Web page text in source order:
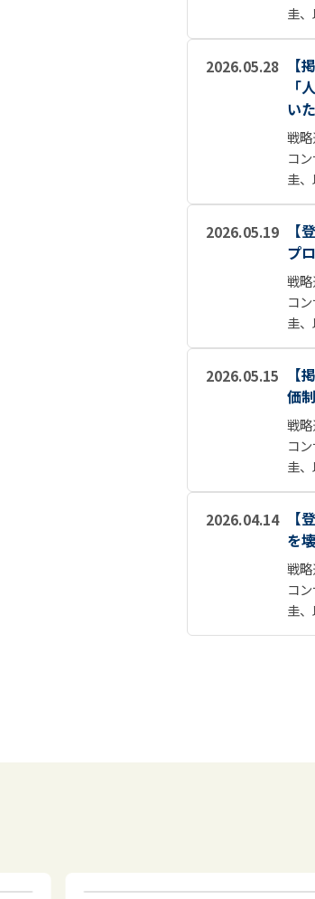
圭
2026.05.28
【
「
い
戦
コ
圭
2026.05.19
【
プ
戦
コ
圭
2026.05.15
【
価
戦
コ
圭
2026.04.14
【
を
戦
コ
圭